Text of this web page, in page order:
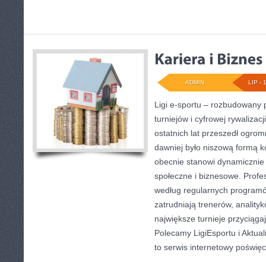
LIP -
ADMIN
Ligi e-sportu – rozbudowany
turniejów i cyfrowej
ostatnich lat przeszedł
dawniej było niszową formą
obecnie stanowi
społeczne i biznesowe.
według regularnych
zatrudniają trenerów,
największe turnieje
Polecamy LigiEsportu i
to serwis internetowy